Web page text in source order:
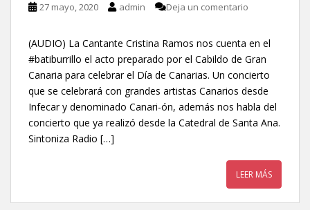
27 mayo, 2020 admin Deja un comentario
(AUDIO) La Cantante Cristina Ramos nos cuenta en el
#batiburrillo el acto preparado por el Cabildo de Gran
Canaria para celebrar el Día de Canarias. Un concierto
que se celebrará con grandes artistas Canarios desde
Infecar y denominado Canari-ón, además nos habla del
concierto que ya realizó desde la Catedral de Santa Ana.
Sintoniza Radio […]
LEER MÁS